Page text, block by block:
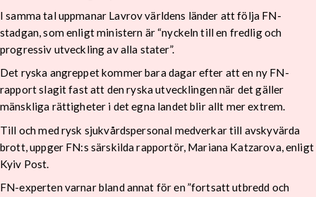
I samma tal uppmanar Lavrov världens länder att följa FN-
stadgan, som enligt ministern är “nyckeln till en fredlig och
progressiv utveckling av alla stater”.
Det ryska angreppet kommer bara dagar efter att en ny FN-
rapport slagit fast att den ryska utvecklingen när det gäller
mänskliga rättigheter i det egna landet blir allt mer extrem.
Till och med rysk sjukvårdspersonal medverkar till avskyvärda
brott, uppger FN:s särskilda rapportör, Mariana Katzarova, enligt
Kyiv Post.
FN-experten varnar bland annat för en ”fortsatt utbredd och